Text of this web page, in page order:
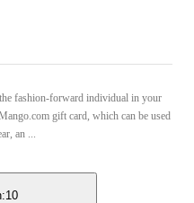
fashion-forward individual in your
gift card, which can be used
an ...
10